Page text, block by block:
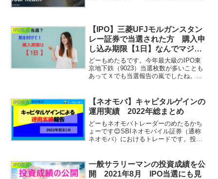
IPO投資
【IPO】三菱UFJモルガンスタン
レー証券で当選された方 購入申
し込み期限【1日】なんでマジで
気を付けて！
どーもめたるです。今年最大級のIPO東
京地下鉄（9023）当選枚数が多いことも
あってＸでも当選報告の嵐でしたね。国
選枚数がある事になります。ワイは...
IPO投資
【ネオモバ】キャピタルゲインの
運用実績 2022年総まとめ
どーもネオモバトレーダーのめたるかち
ょーです😊SBIネオモバイル証券（通称
ネオモバ）におけるトレードです。投資
運用実績の総まとめとなります。2022年
は、2月のロシ...
IPO投資
一般サラリーマンの投資成績を公
開 2021年8月 IPO当選にも見